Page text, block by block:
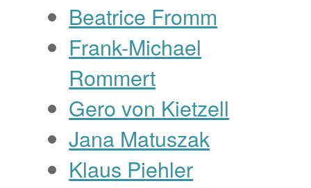
Beatrice Fromm
Frank-Michael
Rommert
Gero von Kietzell
Jana Matuszak
Klaus Piehler